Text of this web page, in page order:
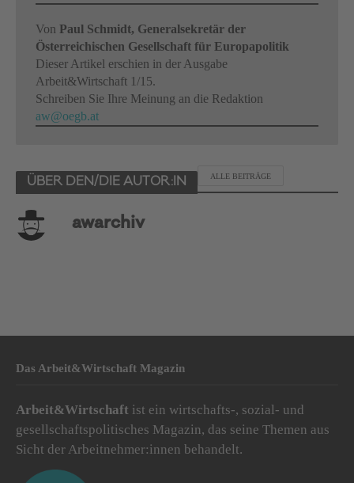
Von Paul Schmidt, Generalsekretär der
Österreichischen Gesellschaft für Europapolitik
Dieser Artikel erschien in der Ausgabe
Arbeit&Wirtschaft 1/15.
Schreiben Sie Ihre Meinung an die Redaktion
aw@oegb.at
ÜBER DEN/DIE AUTOR:IN
ALLE BEITRÄGE
awarchiv
Das Arbeit&Wirtschaft Magazin
Arbeit&Wirtschaft ist ein wirtschafts-, sozial- und
gesellschaftspolitisches Magazin, das seine Themen aus
Sicht der Arbeitnehmer:innen behandelt.